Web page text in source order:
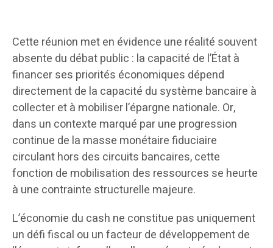
Cette réunion met en évidence une réalité souvent
absente du débat public : la capacité de l’État à
financer ses priorités économiques dépend
directement de la capacité du système bancaire à
collecter et à mobiliser l’épargne nationale. Or,
dans un contexte marqué par une progression
continue de la masse monétaire fiduciaire
circulant hors des circuits bancaires, cette
fonction de mobilisation des ressources se heurte
à une contrainte structurelle majeure.
L’économie du cash ne constitue pas uniquement
un défi fiscal ou un facteur de développement de